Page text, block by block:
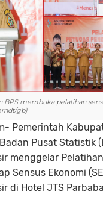
BPS membuka pelatihan
gb)
Pemerintah
Pusat Statistik
menggelar
Sensus Ekonomi
di Hotel JTS